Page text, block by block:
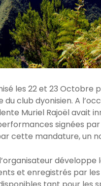
les 22 et 23 Octobre
club dyonisien. A
Muriel Rajoël avait
signées
cette mandature, un
développe
et enregistrés par